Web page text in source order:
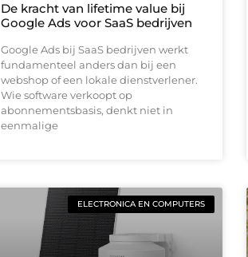
De kracht van lifetime value bij
Google Ads voor SaaS bedrijven
Google Ads bij SaaS bedrijven werkt
fundamenteel anders dan bij een
webshop of een lokale dienstverlener.
Wie software verkoopt op
abonnementsbasis, denkt niet in
eenmalige
ELECTRONICA EN COMPUTERS